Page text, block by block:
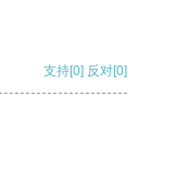
支持[0] 反对[0]